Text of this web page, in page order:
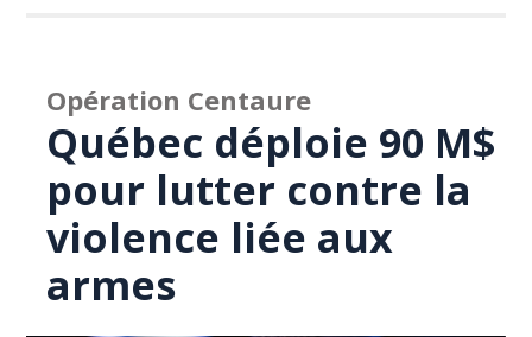
Opération Centaure
Québec déploie 90 M$
pour lutter contre la
violence liée aux
armes